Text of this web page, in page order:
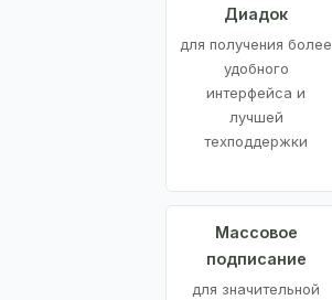
Диадок
для получения более
удобного
интерфейса и
лучшей
техподдержки
Массовое
подписание
для значительной